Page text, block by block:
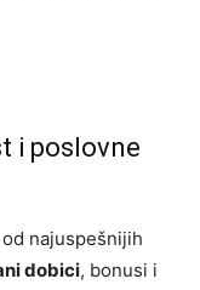
i poslovne
najuspešnijih
dobici, bonusi i